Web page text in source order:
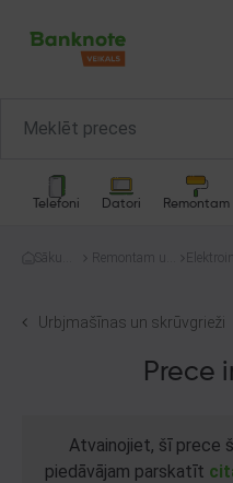
Telefoni Datori Remontam
Sākum
Remontam un
Urbjmašīnas un skrūvgrieži
Prece
Atvainojiet, šī prece
piedāvājam parskatīt